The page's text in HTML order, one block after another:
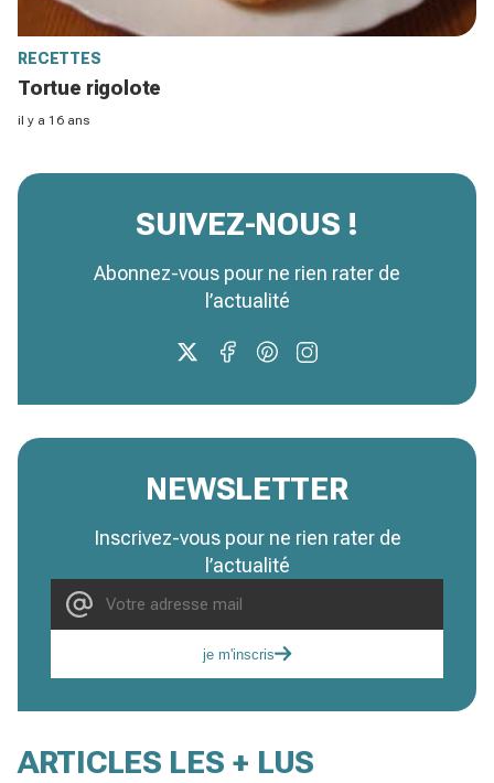
RECETTES
Tortue rigolote
il y a 16 ans
SUIVEZ-NOUS !
Abonnez-vous pour ne rien rater de
l’actualité
NEWSLETTER
Inscrivez-vous pour ne rien rater de
l’actualité
je m'inscris
ARTICLES LES + LUS